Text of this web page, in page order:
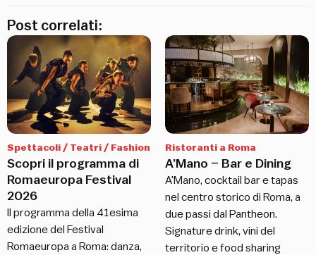
Post correlati:
Spettacoli / Teatri / Fashion
Scopri il programma di
Romaeuropa Festival
2026
Il programma della 41esima
edizione del Festival
Romaeuropa a Roma: danza,
Ristoranti a Roma
A’Mano – Bar e Dining
A'Mano, cocktail bar e tapas
nel centro storico di Roma, a
due passi dal Pantheon.
Signature drink, vini del
territorio e food sharing